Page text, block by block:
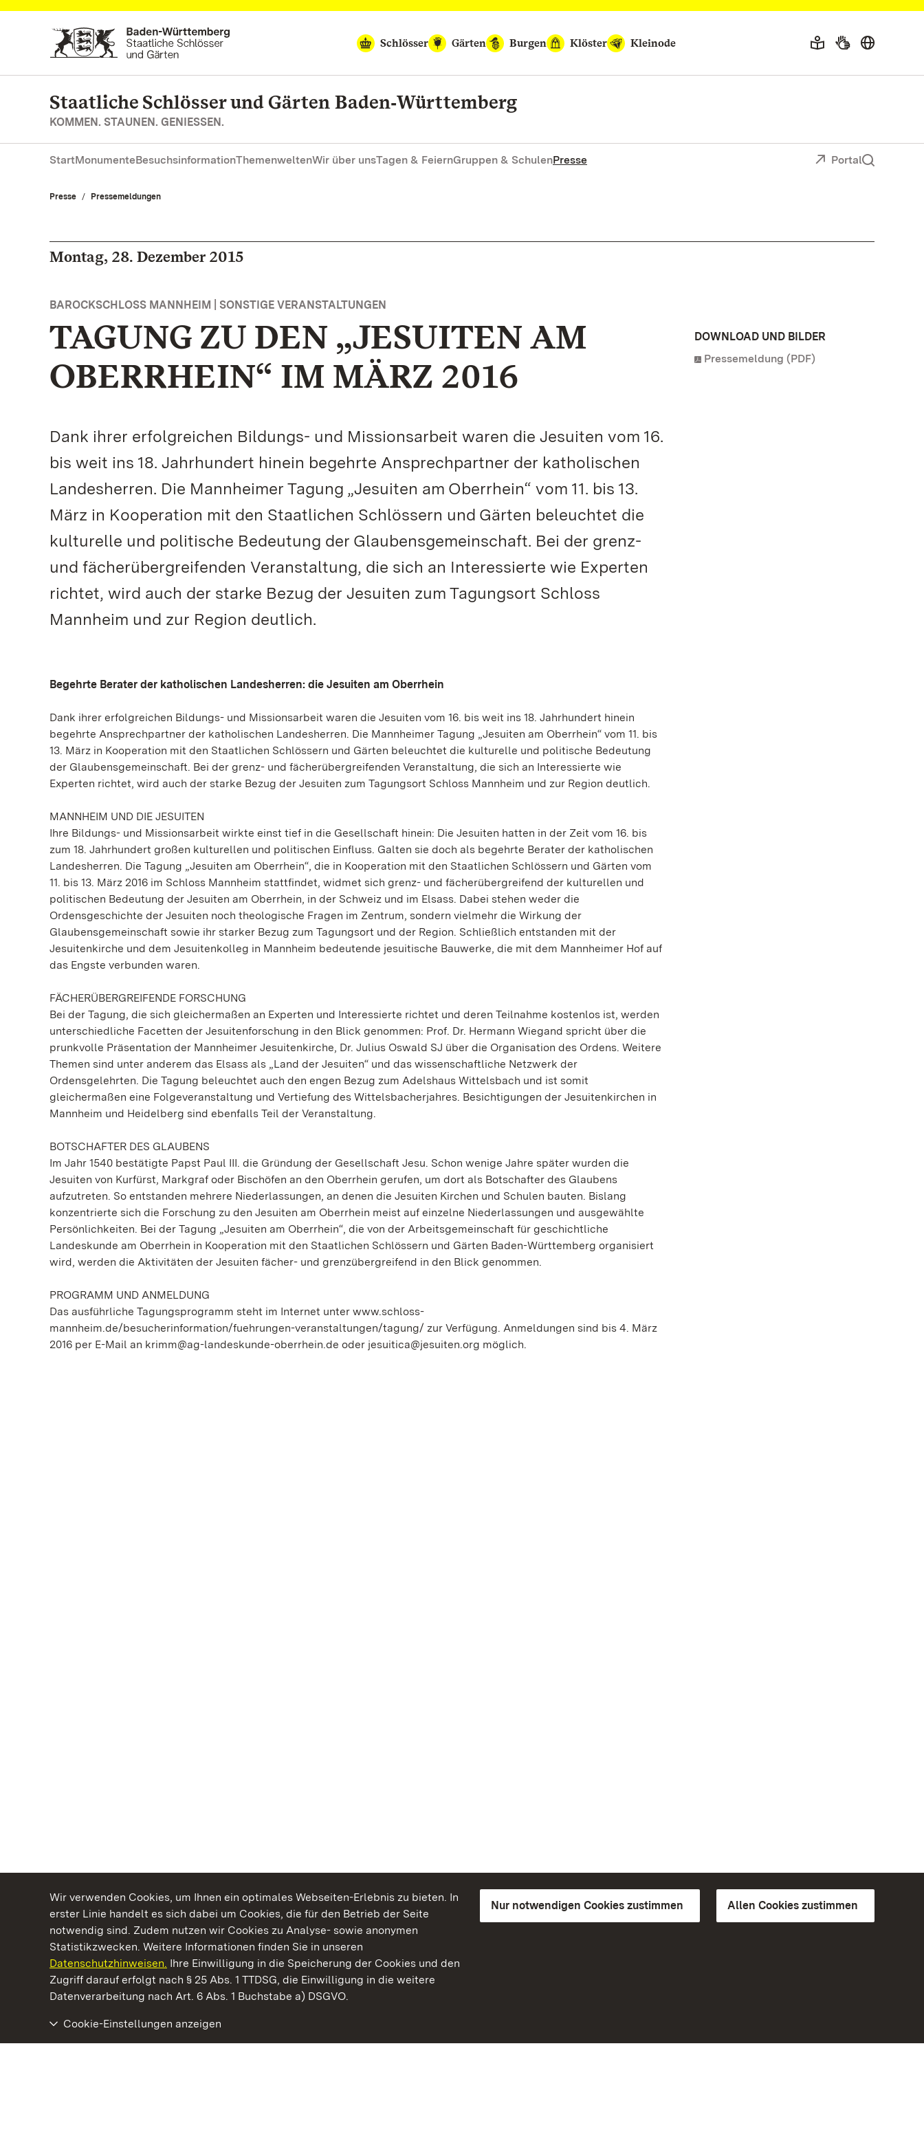
Wir verwenden Cookies, um Ihnen ein optimales Webseiten-Erlebnis zu bieten. In
erster Linie handelt es sich dabei um Cookies, die für den Betrieb der Seite
notwendig sind. Zudem nutzen wir Cookies zu Analyse- sowie anonymen
Statistikzwecken. Weitere Informationen finden Sie in unseren
Datenschutzhinweisen. Ihre Einwilligung in die Speicherung der Cookies und den
Zugriff darauf erfolgt nach § 25 Abs. 1 TTDSG, die Einwilligung in die weitere
Datenverarbeitung nach Art. 6 Abs. 1 Buchstabe a) DSGVO.
Nur notwendigen Cookies zustimmen Allen Cookies zustimmen
Cookie-Einstellungen anzeigen
Zum Hauptinhalt springen
Schlösser
Gärten Burgen Klöster Kleinode
Staatliche Schlösser und Gärten Baden‑Württemberg
KOMMEN. STAUNEN. GENIESSEN.
StartMonumenteBesuchsinformationThemenweltenWir über unsTagen & FeiernGruppen & SchulenPresse Portal
Presse Pressemeldungen
Montag, 28. Dezember 2015
BAROCKSCHLOSS MANNHEIM | SONSTIGE VERANSTALTUNGEN
TAGUNG ZU DEN „JESUITEN AM
OBERRHEIN“ IM MÄRZ 2016
Dank ihrer erfolgreichen Bildungs- und Missionsarbeit waren die Jesuiten vom 16.
bis weit ins 18. Jahrhundert hinein begehrte Ansprechpartner der katholischen
Landesherren. Die Mannheimer Tagung „Jesuiten am Oberrhein“ vom 11. bis 13.
März in Kooperation mit den Staatlichen Schlössern und Gärten beleuchtet die
kulturelle und politische Bedeutung der Glaubensgemeinschaft. Bei der grenz-
und fächerübergreifenden Veranstaltung, die sich an Interessierte wie Experten
richtet, wird auch der starke Bezug der Jesuiten zum Tagungsort Schloss
Mannheim und zur Region deutlich.
Begehrte Berater der katholischen Landesherren: die Jesuiten am Oberrhein
Dank ihrer erfolgreichen Bildungs- und Missionsarbeit waren die Jesuiten vom 16. bis weit ins 18. Jahrhundert hinein
begehrte Ansprechpartner der katholischen Landesherren. Die Mannheimer Tagung „Jesuiten am Oberrhein“ vom 11. bis
13. März in Kooperation mit den Staatlichen Schlössern und Gärten beleuchtet die kulturelle und politische Bedeutung
der Glaubensgemeinschaft. Bei der grenz- und fächerübergreifenden Veranstaltung, die sich an Interessierte wie
Experten richtet, wird auch der starke Bezug der Jesuiten zum Tagungsort Schloss Mannheim und zur Region deutlich.
MANNHEIM UND DIE JESUITEN
Ihre Bildungs- und Missionsarbeit wirkte einst tief in die Gesellschaft hinein: Die Jesuiten hatten in der Zeit vom 16. bis
zum 18. Jahrhundert großen kulturellen und politischen Einfluss. Galten sie doch als begehrte Berater der katholischen
Landesherren. Die Tagung „Jesuiten am Oberrhein“, die in Kooperation mit den Staatlichen Schlössern und Gärten vom
11. bis 13. März 2016 im Schloss Mannheim stattfindet, widmet sich grenz- und fächerübergreifend der kulturellen und
politischen Bedeutung der Jesuiten am Oberrhein, in der Schweiz und im Elsass. Dabei stehen weder die
Ordensgeschichte der Jesuiten noch theologische Fragen im Zentrum, sondern vielmehr die Wirkung der
Glaubensgemeinschaft sowie ihr starker Bezug zum Tagungsort und der Region. Schließlich entstanden mit der
Jesuitenkirche und dem Jesuitenkolleg in Mannheim bedeutende jesuitische Bauwerke, die mit dem Mannheimer Hof auf
das Engste verbunden waren.
FÄCHERÜBERGREIFENDE FORSCHUNG
Bei der Tagung, die sich gleichermaßen an Experten und Interessierte richtet und deren Teilnahme kostenlos ist, werden
unterschiedliche Facetten der Jesuitenforschung in den Blick genommen: Prof. Dr. Hermann Wiegand spricht über die
prunkvolle Präsentation der Mannheimer Jesuitenkirche, Dr. Julius Oswald SJ über die Organisation des Ordens. Weitere
Themen sind unter anderem das Elsass als „Land der Jesuiten“ und das wissenschaftliche Netzwerk der
Ordensgelehrten. Die Tagung beleuchtet auch den engen Bezug zum Adelshaus Wittelsbach und ist somit
gleichermaßen eine Folgeveranstaltung und Vertiefung des Wittelsbacherjahres. Besichtigungen der Jesuitenkirchen in
Mannheim und Heidelberg sind ebenfalls Teil der Veranstaltung.
BOTSCHAFTER DES GLAUBENS
Im Jahr 1540 bestätigte Papst Paul III. die Gründung der Gesellschaft Jesu. Schon wenige Jahre später wurden die
Jesuiten von Kurfürst, Markgraf oder Bischöfen an den Oberrhein gerufen, um dort als Botschafter des Glaubens
aufzutreten. So entstanden mehrere Niederlassungen, an denen die Jesuiten Kirchen und Schulen bauten. Bislang
konzentrierte sich die Forschung zu den Jesuiten am Oberrhein meist auf einzelne Niederlassungen und ausgewählte
Persönlichkeiten. Bei der Tagung „Jesuiten am Oberrhein“, die von der Arbeitsgemeinschaft für geschichtliche
Landeskunde am Oberrhein in Kooperation mit den Staatlichen Schlössern und Gärten Baden-Württemberg organisiert
wird, werden die Aktivitäten der Jesuiten fächer- und grenzübergreifend in den Blick genommen.
PROGRAMM UND ANMELDUNG
Das ausführliche Tagungsprogramm steht im Internet unter www.schloss-
mannheim.de/besucherinformation/fuehrungen-veranstaltungen/tagung/ zur Verfügung. Anmeldungen sind bis 4. März
2016 per E-Mail an krimm@ag-landeskunde-oberrhein.de oder jesuitica@jesuiten.org möglich.
DOWNLOAD UND BILDER
Pressemeldung (PDF)
Kommen. Staunen. Genießen.